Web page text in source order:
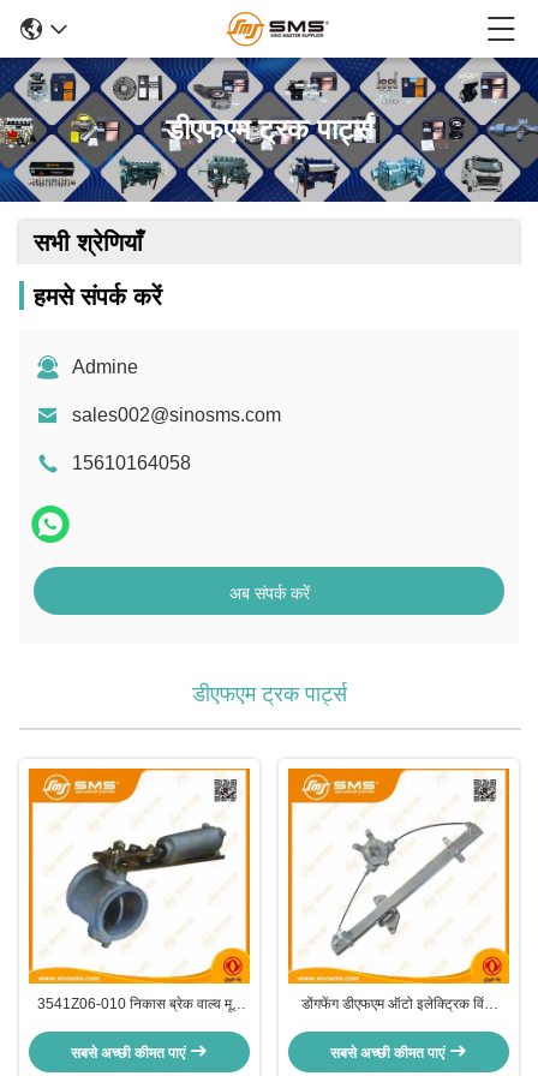
डीएफएम ट्रक पार्ट्स
सभी श्रेणियाँ
हमसे संपर्क करें
Admine
sales002@sinosms.com
15610164058
अब संपर्क करें
डीएफएम ट्रक पार्ट्स
3541Z06-010 निकास ब्रेक वाल्व मूल
सबसे अच्छी कीमत पाएं
डोंगफेंग डीएफएम ऑटो इलेक्ट्रिक विंडो
सबसे अच्छी कीमत पाएं